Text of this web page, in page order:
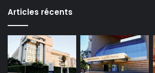
Articles récents